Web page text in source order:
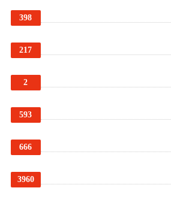
398
217
2
593
666
3960